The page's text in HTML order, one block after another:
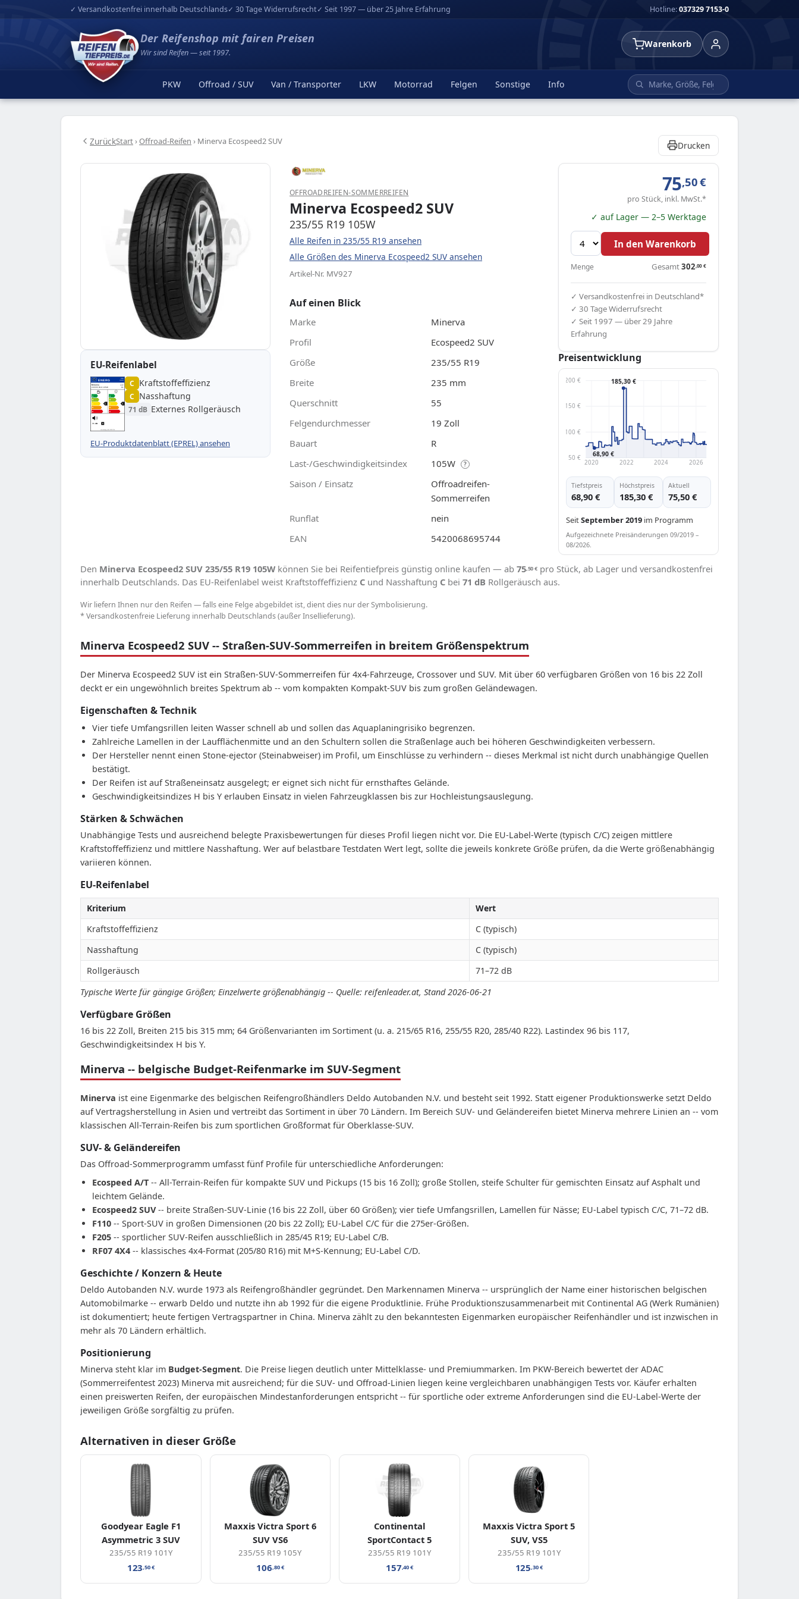
✓ Versandkostenfrei innerhalb Deutschlands✓ 30 Tage Widerrufsrecht✓ Seit 1997 — über 25 Jahre Erfahrung Hotline:037329 7153-0
Der Reifenshop mit fairen Preisen
Wir sind Reifen — seit 1997.
Warenkorb
PKW Offroad / SUV Van / Transporter LKW Motorrad Felgen Sonstige Info
ZurückStart›Offroad-Reifen › Minerva Ecospeed2 SUV Drucken
EU-Reifenlabel
ENERG EPREL
1000000
Minerva MV927
235/55 R19 105W C1
A
B
C
C
D
E
A
B
C
C
D
E
71 dB B
Verordnung (EU) 2020/740
C Kraftstoffeffizienz
C Nasshaftung
71 dB Externes Rollgeräusch
EU-Produktdatenblatt (EPREL) ansehen
OFFROADREIFEN-SOMMERREIFEN
Minerva Ecospeed2 SUV
235/55 R19 105W
Alle Reifen in 235/55 R19 ansehen
Alle Größen des Minerva Ecospeed2 SUV ansehen
Artikel-Nr. MV927
Auf einen Blick
Marke
Minerva
Profil
Ecospeed2 SUV
Größe
235/55 R19
Breite
235 mm
Querschnitt
55
Felgendurchmesser
19 Zoll
Bauart
R
Last-/Geschwindigkeitsindex
105W ?
Saison / Einsatz
Offroadreifen-
Sommerreifen
Runflat
nein
EAN
5420068695744
75,50€
pro Stück, inkl. MwSt.*
✓ auf Lager — 2–5 Werktage
In den Warenkorb
Menge Gesamt302,00€
✓ Versandkostenfrei in Deutschland*
✓ 30 Tage Widerrufsrecht
✓ Seit 1997 — über 29 Jahre
Erfahrung
Preisentwicklung
50 €
100 €
150 €
200 €
2020 2022 2024 2026
185,30 €
68,90 €
Tiefstpreis
68,90 €
Höchstpreis
185,30 €
Aktuell
75,50 €
SeitSeptember 2019 im Programm
Aufgezeichnete Preisänderungen 09/2019 –
08/2026.
Den Minerva Ecospeed2 SUV 235/55 R19 105W können Sie bei Reifentiefpreis günstig online kaufen — ab 75,50€ pro Stück, ab Lager und versandkostenfrei
innerhalb Deutschlands. Das EU-Reifenlabel weist Kraftstoffeffizienz C und Nasshaftung C bei 71 dB Rollgeräusch aus.
Wir liefern Ihnen nur den Reifen — falls eine Felge abgebildet ist, dient dies nur der Symbolisierung.
* Versandkostenfreie Lieferung innerhalb Deutschlands (außer Insellieferung).
Minerva Ecospeed2 SUV -- Straßen-SUV-Sommerreifen in breitem Größenspektrum
Der Minerva Ecospeed2 SUV ist ein Straßen-SUV-Sommerreifen für 4x4-Fahrzeuge, Crossover und SUV. Mit über 60 verfügbaren Größen von 16 bis 22 Zoll
deckt er ein ungewöhnlich breites Spektrum ab -- vom kompakten Kompakt-SUV bis zum großen Geländewagen.
Eigenschaften & Technik
Vier tiefe Umfangsrillen leiten Wasser schnell ab und sollen das Aquaplaningrisiko begrenzen.
Zahlreiche Lamellen in der Laufflächenmitte und an den Schultern sollen die Straßenlage auch bei höheren Geschwindigkeiten verbessern.
Der Hersteller nennt einen Stone-ejector (Steinabweiser) im Profil, um Einschlüsse zu verhindern -- dieses Merkmal ist nicht durch unabhängige Quellen
bestätigt.
Der Reifen ist auf Straßeneinsatz ausgelegt; er eignet sich nicht für ernsthaftes Gelände.
Geschwindigkeitsindizes H bis Y erlauben Einsatz in vielen Fahrzeugklassen bis zur Hochleistungsauslegung.
Stärken & Schwächen
Unabhängige Tests und ausreichend belegte Praxisbewertungen für dieses Profil liegen nicht vor. Die EU-Label-Werte (typisch C/C) zeigen mittlere
Kraftstoffeffizienz und mittlere Nasshaftung. Wer auf belastbare Testdaten Wert legt, sollte die jeweils konkrete Größe prüfen, da die Werte größenabhängig
variieren können.
EU-Reifenlabel
Kriterium
Wert
Kraftstoffeffizienz
C (typisch)
Nasshaftung
C (typisch)
Rollgeräusch
71–72 dB
Typische Werte für gängige Größen; Einzelwerte größenabhängig -- Quelle: reifenleader.at, Stand 2026-06-21
Verfügbare Größen
16 bis 22 Zoll, Breiten 215 bis 315 mm; 64 Größenvarianten im Sortiment (u. a. 215/65 R16, 255/55 R20, 285/40 R22). Lastindex 96 bis 117,
Geschwindigkeitsindex H bis Y.
Minerva -- belgische Budget-Reifenmarke im SUV-Segment
Minerva ist eine Eigenmarke des belgischen Reifengroßhändlers Deldo Autobanden N.V. und besteht seit 1992. Statt eigener Produktionswerke setzt Deldo
auf Vertragsherstellung in Asien und vertreibt das Sortiment in über 70 Ländern. Im Bereich SUV- und Geländereifen bietet Minerva mehrere Linien an -- vom
klassischen All-Terrain-Reifen bis zum sportlichen Großformat für Oberklasse-SUV.
SUV- & Geländereifen
Das Offroad-Sommerprogramm umfasst fünf Profile für unterschiedliche Anforderungen:
Ecospeed A/T -- All-Terrain-Reifen für kompakte SUV und Pickups (15 bis 16 Zoll); große Stollen, steife Schulter für gemischten Einsatz auf Asphalt und
leichtem Gelände.
Ecospeed2 SUV-- breite Straßen-SUV-Linie (16 bis 22 Zoll, über 60 Größen); vier tiefe Umfangsrillen, Lamellen für Nässe; EU-Label typisch C/C, 71–72 dB.
F110 -- Sport-SUV in großen Dimensionen (20 bis 22 Zoll); EU-Label C/C für die 275er-Größen.
F205 -- sportlicher SUV-Reifen ausschließlich in 285/45 R19; EU-Label C/B.
RF07 4X4 -- klassisches 4x4-Format (205/80 R16) mit M+S-Kennung; EU-Label C/D.
Geschichte / Konzern & Heute
Deldo Autobanden N.V. wurde 1973 als Reifengroßhändler gegründet. Den Markennamen Minerva -- ursprünglich der Name einer historischen belgischen
Automobilmarke -- erwarb Deldo und nutzte ihn ab 1992 für die eigene Produktlinie. Frühe Produktionszusammenarbeit mit Continental AG (Werk Rumänien)
ist dokumentiert; heute fertigen Vertragspartner in China. Minerva zählt zu den bekanntesten Eigenmarken europäischer Reifenhändler und ist inzwischen in
mehr als 70 Ländern erhältlich.
Positionierung
Minerva steht klar im Budget-Segment. Die Preise liegen deutlich unter Mittelklasse- und Premiummarken. Im PKW-Bereich bewertet der ADAC
(Sommerreifentest 2023) Minerva mit ausreichend; für die SUV- und Offroad-Linien liegen keine vergleichbaren unabhängigen Tests vor. Käufer erhalten
einen preiswerten Reifen, der europäischen Mindestanforderungen entspricht -- für sportliche oder extreme Anforderungen sind die EU-Label-Werte der
jeweiligen Größe sorgfältig zu prüfen.
Alternativen in dieser Größe
Goodyear Eagle F1
Asymmetric 3 SUV
235/55 R19 101Y
123,50€
Maxxis Victra Sport 6
SUV VS6
235/55 R19 105Y
106,80€
Continental
SportContact 5
235/55 R19 101Y
157,40€
Maxxis Victra Sport 5
SUV, VS5
235/55 R19 101Y
125,30€